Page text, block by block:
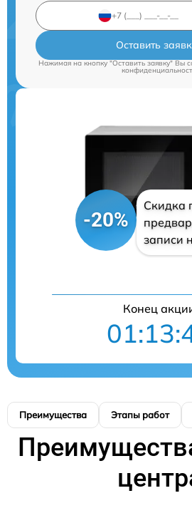
Оставить
Нажимая на кнопку "Оставить заявку" Вы
-20%
Скидка
записи
Конец
Преимущества Этапы работ